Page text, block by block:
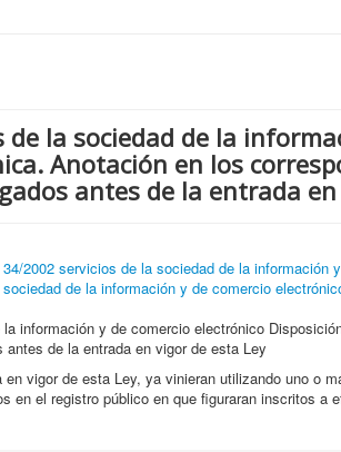
de la sociedad de la
Anotación en los
antes de la entrada
2002 servicios de la sociedad de la información
de la información y de comercio
información y de comercio electrónico
de la entrada en vigor de esta Ley
vigor de esta Ley, ya vinieran utilizando uno o
en el registro público en que figuraran inscritos